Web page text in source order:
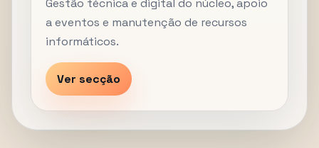
Gestão técnica e digital do núcleo, apoio
a eventos e manutenção de recursos
informáticos.
Ver secção